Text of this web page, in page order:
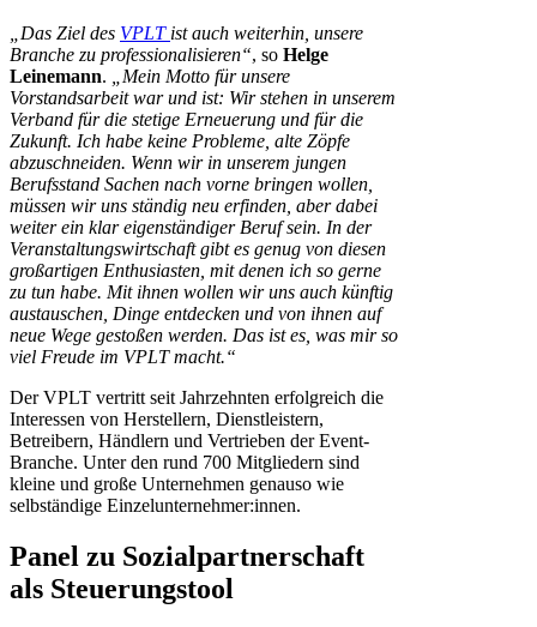
„Das Ziel des VPLT ist auch weiterhin, unsere
Branche zu professionalisieren“, so Helge
Leinemann.
„Mein Motto für unsere
Vorstandsarbeit war und ist: Wir stehen in unserem
Verband für die stetige Erneuerung und für die
Zukunft. Ich habe keine Probleme, alte Zöpfe
abzuschneiden. Wenn wir in unserem jungen
Berufsstand Sachen nach vorne bringen wollen,
müssen wir uns ständig neu erfinden, aber dabei
weiter ein klar eigenständiger Beruf sein. In der
Veranstaltungswirtschaft gibt es genug von diesen
großartigen Enthusiasten, mit denen ich so gerne
zu tun habe. Mit ihnen wollen wir uns auch künftig
austauschen, Dinge entdecken und von ihnen auf
neue Wege gestoßen werden. Das ist es, was mir so
viel Freude im VPLT macht.“
Der VPLT vertritt seit Jahrzehnten erfolgreich die
Interessen von Herstellern, Dienstleistern,
Betreibern, Händlern und Vertrieben der Event-
Branche. Unter den rund 700 Mitgliedern sind
kleine und große Unternehmen genauso wie
selbständige Einzelunternehmer:innen.
Panel zu Sozialpartnerschaft
als Steuerungstool